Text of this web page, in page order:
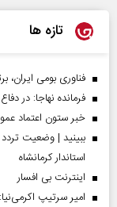
تازه ها
فناوری بومی ایران،
فرمانده نهاجا: در
خبر ستون اعتماد
ببینید | وضعیت تردد
استاندار کرمانشاه
اینترنت بی افسار
امیر سرتیپ